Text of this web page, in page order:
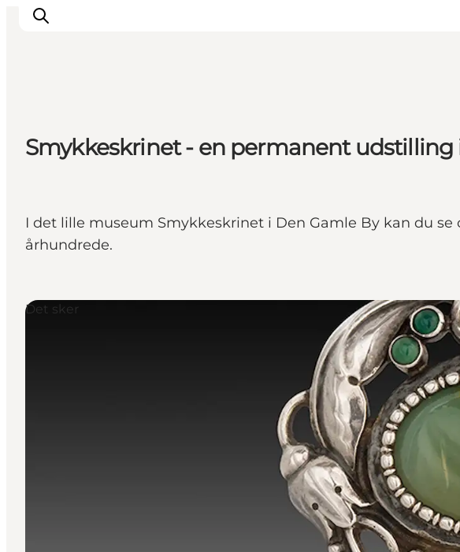
Oplevelser
Kalender
Transport
Smykkeskrinet - en permanent udstilling
I det lille museum Smykkeskrinet i Den Gamle By kan du
århundrede.
Det sker